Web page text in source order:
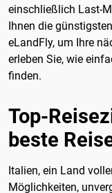
einschließlich Last-
Ihnen die
eLandFly, um Ihre
erleben Sie, wie
finden.
Top-
beste
Italien, ein Land
Möglichkeiten,